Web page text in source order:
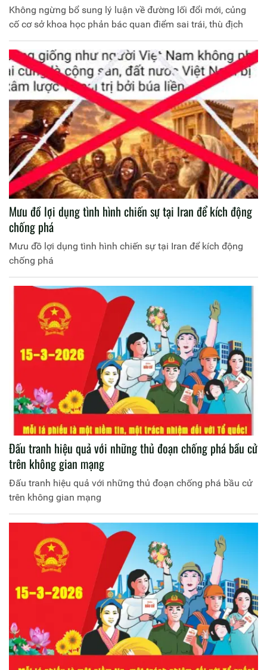
Không ngừng bổ sung lý luận về đường lối đổi mới, củng
cố cơ sở khoa học phản bác quan điểm sai trái, thù địch
Mưu đồ lợi dụng tình hình chiến sự tại Iran để kích động
chống phá
Mưu đồ lợi dụng tình hình chiến sự tại Iran để kích động
chống phá
Đấu tranh hiệu quả với những thủ đoạn chống phá bầu cử
trên không gian mạng
Đấu tranh hiệu quả với những thủ đoạn chống phá bầu cử
trên không gian mạng